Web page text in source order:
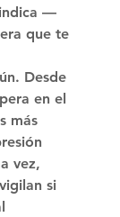
—
que te
Desde
en el
más
vez,
si